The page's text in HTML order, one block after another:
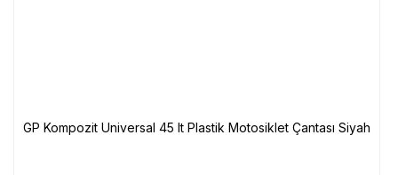
GP Kompozit Universal 45 lt Plastik Motosiklet Çantası Siyah